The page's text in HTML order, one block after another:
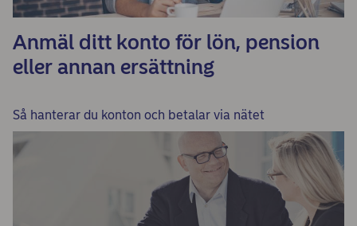
Anmäl ditt konto för lön, pension
eller annan ersättning
Så hanterar du konton och betalar via nätet